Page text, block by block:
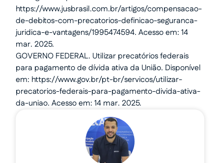
https://www.jusbrasil.com.br/artigos/compensacao-
de-debitos-com-precatorios-definicao-seguranca-
juridica-e-vantagens/1995474594. Acesso em: 14
mar. 2025.
GOVERNO FEDERAL. Utilizar precatórios federais
para pagamento de dívida ativa da União. Disponível
em: https://www.gov.br/pt-br/servicos/utilizar-
precatorios-federais-para-pagamento-divida-ativa-
da-uniao. Acesso em: 14 mar. 2025.